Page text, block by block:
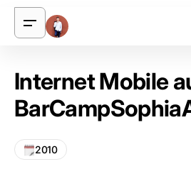
Internet Mobile
2010